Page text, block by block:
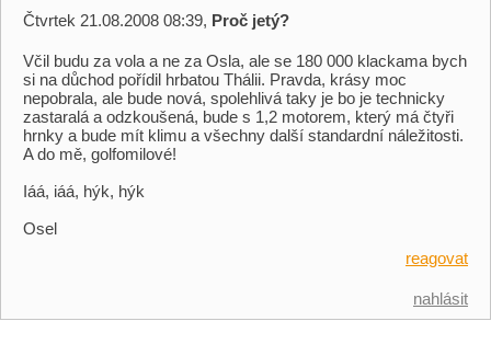
Čtvrtek 21.08.2008 08:39, Proč jetý?
Včil budu za vola a ne za Osla, ale se 180 000 klackama bych
si na důchod pořídil hrbatou Thálii. Pravda, krásy moc
nepobrala, ale bude nová, spolehlivá taky je bo je technicky
zastaralá a odzkoušená, bude s 1,2 motorem, který má čtyři
hrnky a bude mít klimu a všechny další standardní náležitosti.
A do mě, golfomilové!
Iáá, iáá, hýk, hýk
Osel
reagovat
nahlásit